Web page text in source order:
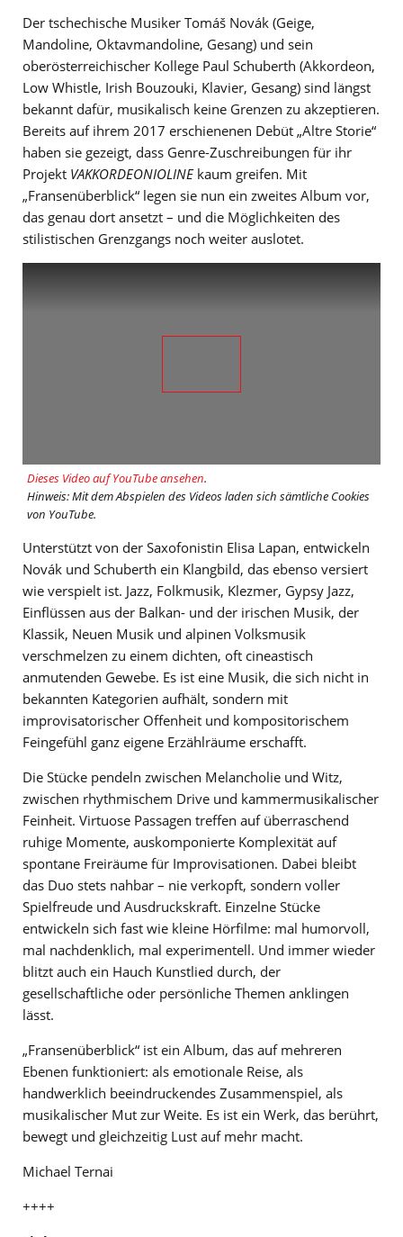
Der tschechische Musiker Tomáš Novák (Geige,
Mandoline, Oktavmandoline, Gesang) und sein
oberösterreichischer Kollege Paul Schuberth (Akkordeon,
Low Whistle, Irish Bouzouki, Klavier, Gesang) sind längst
bekannt dafür, musikalisch keine Grenzen zu akzeptieren.
Bereits auf ihrem 2017 erschienenen Debüt „Altre Storie“
haben sie gezeigt, dass Genre-Zuschreibungen für ihr
Projekt VAKKORDEONIOLINE kaum greifen. Mit
„Fransenüberblick“ legen sie nun ein zweites Album vor,
das genau dort ansetzt – und die Möglichkeiten des
stilistischen Grenzgangs noch weiter auslotet.
Dieses Video auf YouTube ansehen.
Hinweis: Mit dem Abspielen des Videos laden sich sämtliche Cookies
von YouTube.
Unterstützt von der Saxofonistin Elisa Lapan, entwickeln
Novák und Schuberth ein Klangbild, das ebenso versiert
wie verspielt ist. Jazz, Folkmusik, Klezmer, Gypsy Jazz,
Einflüssen aus der Balkan- und der irischen Musik, der
Klassik, Neuen Musik und alpinen Volksmusik
verschmelzen zu einem dichten, oft cineastisch
anmutenden Gewebe. Es ist eine Musik, die sich nicht in
bekannten Kategorien aufhält, sondern mit
improvisatorischer Offenheit und kompositorischem
Feingefühl ganz eigene Erzählräume erschafft.
Die Stücke pendeln zwischen Melancholie und Witz,
zwischen rhythmischem Drive und kammermusikalischer
Feinheit. Virtuose Passagen treffen auf überraschend
ruhige Momente, auskomponierte Komplexität auf
spontane Freiräume für Improvisationen. Dabei bleibt
das Duo stets nahbar – nie verkopft, sondern voller
Spielfreude und Ausdruckskraft. Einzelne Stücke
entwickeln sich fast wie kleine Hörfilme: mal humorvoll,
mal nachdenklich, mal experimentell. Und immer wieder
blitzt auch ein Hauch Kunstlied durch, der
gesellschaftliche oder persönliche Themen anklingen
lässt.
„Fransenüberblick“ ist ein Album, das auf mehreren
Ebenen funktioniert: als emotionale Reise, als
handwerklich beeindruckendes Zusammenspiel, als
musikalischer Mut zur Weite. Es ist ein Werk, das berührt,
bewegt und gleichzeitig Lust auf mehr macht.
Michael Ternai
++++